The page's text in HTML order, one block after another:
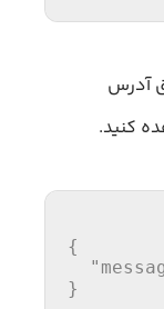
آدرس
کنید.
{
}